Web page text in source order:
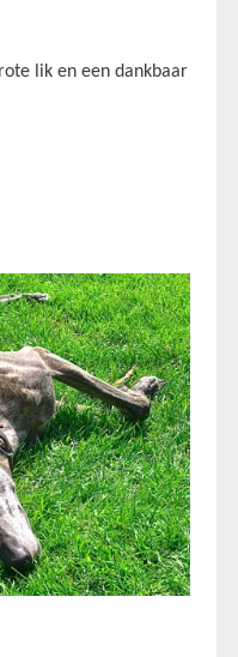
lik en een dankbaar